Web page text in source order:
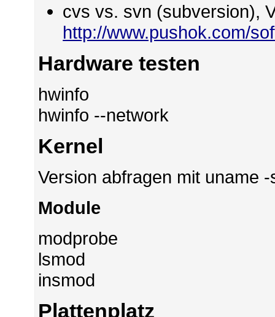
cvs vs. svn (subversion),
http://www.pushok.com/
Hardware testen
hwinfo
hwinfo --network
Kernel
Version abfragen mit uname
Module
modprobe
lsmod
insmod
Plattenplatz